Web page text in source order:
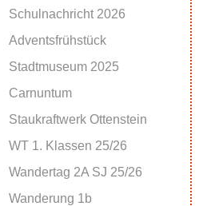
Schulnachricht 2026
Adventsfrühstück
Stadtmuseum 2025
Carnuntum
Staukraftwerk Ottenstein
WT 1. Klassen 25/26
Wandertag 2A SJ 25/26
Wanderung 1b